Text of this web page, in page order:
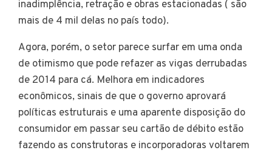
inadimplência, retração e obras estacionadas ( são
mais de 4 mil delas no país todo).
Agora, porém, o setor parece surfar em uma onda
de otimismo que pode refazer as vigas derrubadas
de 2014 para cá. Melhora em indicadores
econômicos, sinais de que o governo aprovará
políticas estruturais e uma aparente disposição do
consumidor em passar seu cartão de débito estão
fazendo as construtoras e incorporadoras voltarem